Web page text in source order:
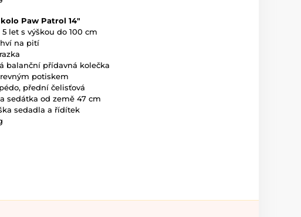
Paw Patrol 14"
let s výškou do 100 cm
na pití
balanční přídavná kolečka
potiskem
přední čelisťová
sedátka od země 47 cm
sedadla a řídítek